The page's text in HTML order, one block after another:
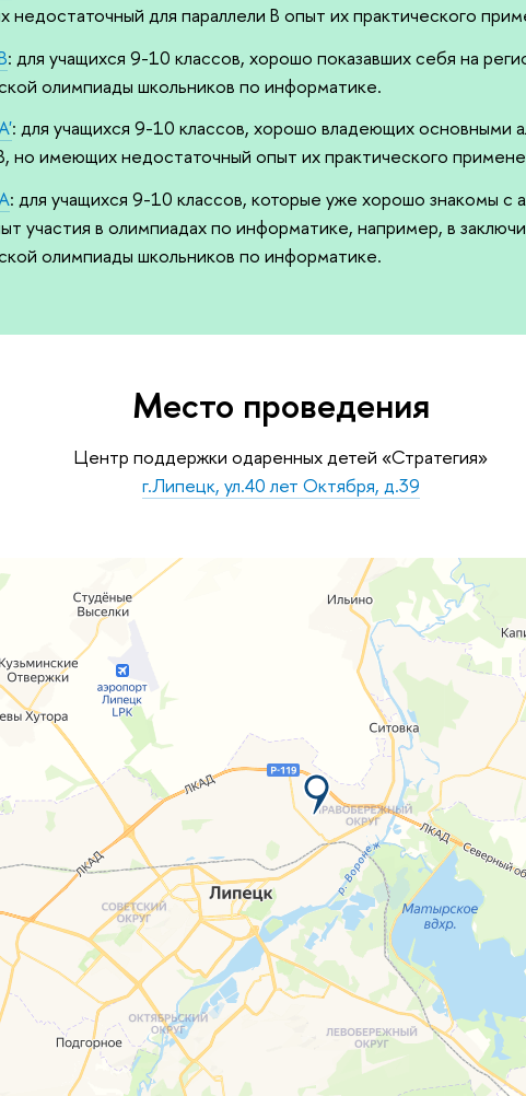
для параллели B опыт их практического
: для учащихся 9-10 классов, хорошо показавших себя на
олимпиады школьников по информатике.
: для учащихся 9-10 классов, хорошо владеющих основными
но имеющих недостаточный опыт их практического
: для учащихся 9-10 классов, которые уже хорошо знакомы с
участия в олимпиадах по информатике, например, в
олимпиады школьников по информатике.
Место проведения
Центр поддержки одаренных детей «Стратегия»
г.Липецк, ул.40 лет Октября, д.39